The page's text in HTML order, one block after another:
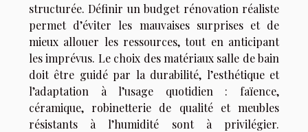
structurée. Définir un budget rénovation réaliste
permet d’éviter les mauvaises surprises et de
mieux allouer les ressources, tout en anticipant
les imprévus. Le choix des matériaux salle de bain
doit être guidé par la durabilité, l’esthétique et
l’adaptation à l’usage quotidien : faïence,
céramique, robinetterie de qualité et meubles
résistants à l’humidité sont à privilégier.